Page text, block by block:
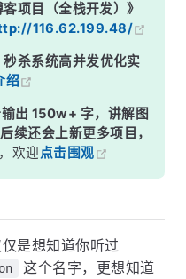
项目（全栈开发）》
116.62.199.48/
秒杀系统高并发优化实
绍
出 150w+ 字，讲解图
续还会上新更多项目，
，欢迎点击围观
是想知道你听过
这个名字，更想知道